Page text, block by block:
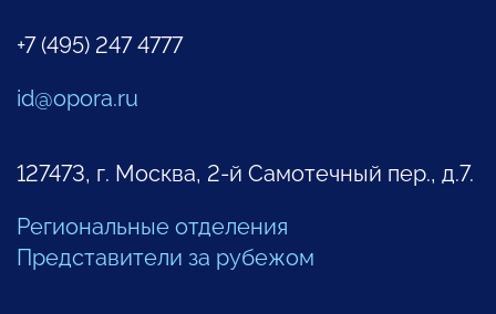
+7 (495) 247 4777
id@opora.ru
127473, г. Москва, 2-й Самотечный пер., д.7.
Региональные отделения
Представители за рубежом